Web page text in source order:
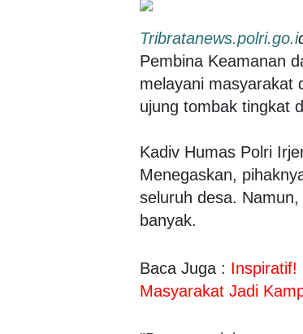
Tribratanews.polri.go.i
Pembina Keamanan
melayani masyarakat
ujung tombak tingkat
Kadiv Humas Polri
Menegaskan,
seluruh desa.
banyak.
Baca Juga : Inspiratif!
Masyarakat Jadi